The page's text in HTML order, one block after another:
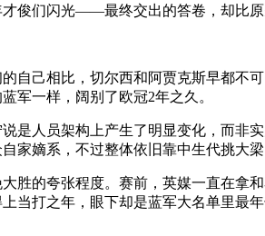
俊们闪光——最终交出的答卷，却比原
自己相比，切尔西和阿贾克斯早都不
军一样，阔别了欧冠2年之久。
是人员架构上产生了明显变化，而非
家嫡系，不过整体依旧靠中生代挑大
胜的夸张程度。赛前，英媒一直在拿
当打之年，眼下却是蓝军大名单里最